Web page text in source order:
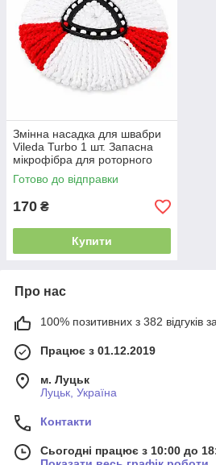
Змінна насадка для швабри
Vileda Turbo 1 шт. Запасна
мікрофібра для роторного
мопа, надпоглинаюча
Готово до відправки
170 ₴
Купити
Про нас
100% позитивних з 382 відгуків
Працює з 01.12.2019
м. Луцьк
Луцьк, Україна
Контакти
Сьогодні працює з 10:00 до